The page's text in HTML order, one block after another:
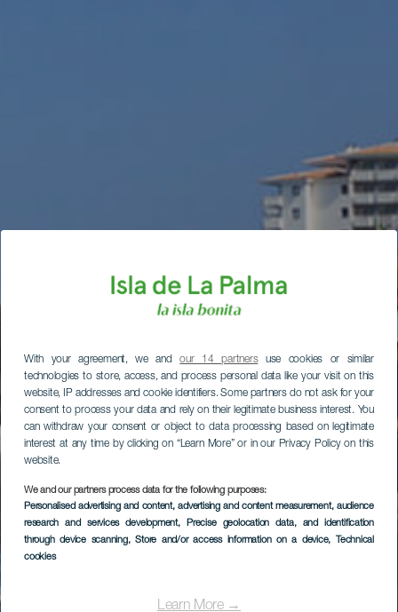
With your agreement, we andour 14 partnersuse cookies or similar
technologies to store, access, and process personal data like your visit on this
website, IP addresses and cookie identifiers. Some partners do not ask for your
consent to process your data and rely on their legitimate business interest. You
can withdraw your consent or object to data processing based on legitimate
interest at any time by clicking on “Learn More” or in our Privacy Policy on this
website.
We and our partners process data for the following purposes:
Personalised advertising and content, advertising and content measurement, audience
research and services development, Precise geolocation data, and identification
through device scanning, Store and/or access information on a device, Technical
cookies
Learn More →